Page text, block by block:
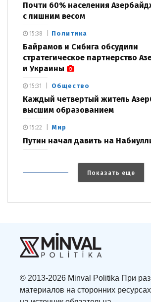
Почти 60% населения
с лишним весом
Политика
Байрамов и Сибига обсудили
стратегическое партнерство
и Украины
15:38
Общество
Каждый четвертый житель
высшим образованием
15:31
Мир
Путин начал давить на
15:22
Показать еще
© 2013-2026 Minval Politika При
материалов на сторонних